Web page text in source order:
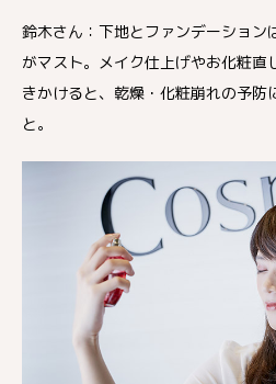
鈴木さん：下地とファンデーション
がマスト。メイク仕上げやお化粧直
きかけると、乾燥・化粧崩れの予防
と。